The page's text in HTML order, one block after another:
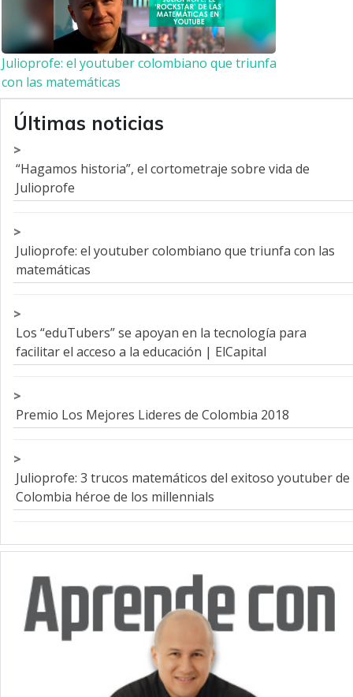
Julioprofe: el youtuber colombiano que triunfa
con las matemáticas
Últimas noticias
“Hagamos historia”, el cortometraje sobre vida de
Julioprofe
Julioprofe: el youtuber colombiano que triunfa con las
matemáticas
Los “eduTubers” se apoyan en la tecnología para
facilitar el acceso a la educación | ElCapital
Premio Los Mejores Lideres de Colombia 2018
Julioprofe: 3 trucos matemáticos del exitoso youtuber de
Colombia héroe de los millennials